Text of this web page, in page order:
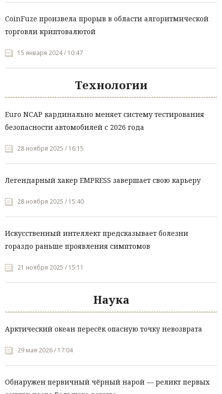
CoinFuze произвела прорыв в области алгоритмической
торговли криптовалютой
15 января 2024 / 10:47
Технологии
Euro NCAP кардинально меняет систему тестирования
безопасности автомобилей с 2026 года
28 ноября 2025 / 16:15
Легендарный хакер EMPRESS завершает свою карьеру
28 ноября 2025 / 15:40
Искусственный интеллект предсказывает болезни
гораздо раньше проявления симптомов
21 ноября 2025 / 15:11
Наука
Арктический океан пересёк опасную точку невозврата
29 мая 2026 / 17:04
Обнаружен первичный чёрный нарой — реликт первых